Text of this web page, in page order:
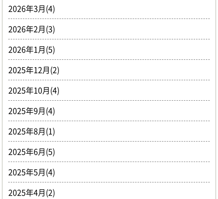
2026年3月(4)
2026年2月(3)
2026年1月(5)
2025年12月(2)
2025年10月(4)
2025年9月(4)
2025年8月(1)
2025年6月(5)
2025年5月(4)
2025年4月(2)